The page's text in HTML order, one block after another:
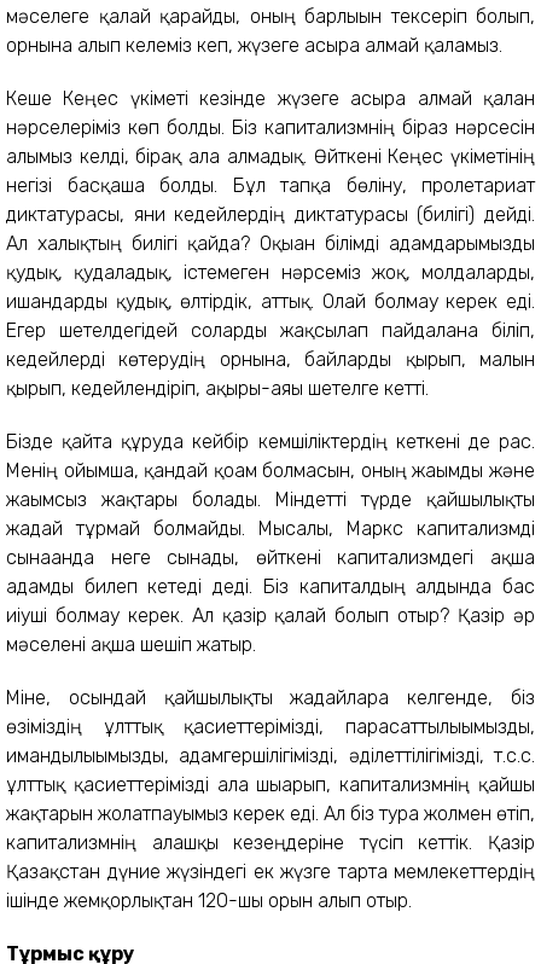
мәселеге қалай қарайды, оның барлығын тексеріп болып,
орнына алып келеміз кеп, жүзеге асыра алмай қаламыз.
Кеше Кеңес үкіметі кезінде жүзеге асыра алмай қалған
нәрселеріміз көп болды. Біз капитализмнің біраз нәрсесін
алғымыз келді, бірақ ала алмадық. Өйткені Кеңес үкіметінің
негізі басқаша болды. Бұл тапқа бөліну, пролетариат
диктатурасы, яғни кедейлердің диктатурасы (билігі) дейді.
Ал халықтың билігі қайда? Оқыған білімді адамдарымызды
қудық, қудаладық, істемеген нәрсеміз жоқ, молдаларды,
ишандарды қудық, өлтірдік, аттық. Олай болмау керек еді.
Егер шетелдегідей соларды жақсылап пайдалана біліп,
кедейлерді көтерудің орнына, байларды қырып, малын
қырып, кедейлендіріп, ақыры-аяғы шетелге кетті.
Бізде қайта құруда кейбір кемшіліктердің кеткені де рас.
Менің ойымша, қандай қоғам болмасын, оның жағымды және
жағымсыз жақтары болады. Міндетті түрде қайшылықты
жағдай тұрмай болмайды. Мысалы, Маркс капитализмді
сынағанда неге сынады, өйткені капитализмдегі ақша
адамды билеп кетеді деді. Біз капиталдың алдында бас
иіуші болмау керек. Ал қазір қалай болып отыр? Қазір әр
мәселені ақша шешіп жатыр.
Міне, осындай қайшылықты жағдайларға келгенде, біз
өзіміздің ұлттық қасиеттерімізді, парасаттылығымызды,
имандылығымызды, адамгершілігімізді, әділеттілігімізді, т.с.с.
ұлттық қасиеттерімізді алға шығарып, капитализмнің қайшы
жақтарын жолатпауымыз керек еді. Ал біз тура жолмен өтіп,
капитализмнің алғашқы кезеңдеріне түсіп кеттік. Қазір
Қазақстан дүние жүзіндегі ек жүзге тарта мемлекеттердің
ішінде жемқорлықтан 120-шы орын алып отыр.
Тұрмыс құру